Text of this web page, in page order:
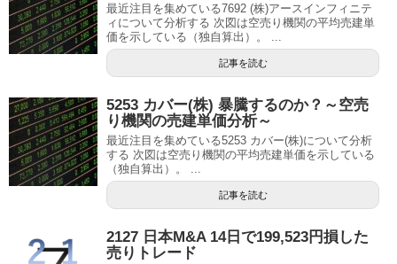
最近注目を集めている7692 (株)アースインフィニテ
ィについて分析する 次図は空売り機関の平均売建単
価を示している（独自算出）。 ...
記事を読む
5253 カバー(株) 暴騰するのか？～空売
り機関の売建単価分析～
最近注目を集めている5253 カバー(株)について分析
する 次図は空売り機関の平均売建単価を示している
（独自算出）。 ...
記事を読む
2127 日本M&A 14日で199,523円損した
売りトレード